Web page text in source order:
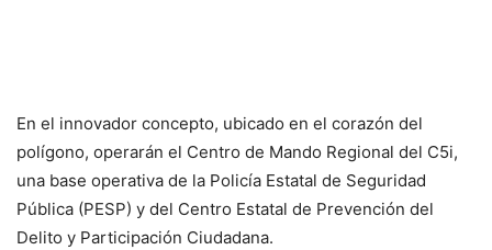
En el innovador concepto, ubicado en el corazón del
polígono, operarán el Centro de Mando Regional del C5i,
una base operativa de la Policía Estatal de Seguridad
Pública (PESP) y del Centro Estatal de Prevención del
Delito y Participación Ciudadana.